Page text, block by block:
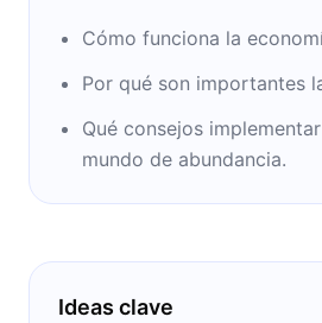
Cómo funciona la
Por qué son importantes
Qué consejos
mundo de abundancia.
Ideas clave